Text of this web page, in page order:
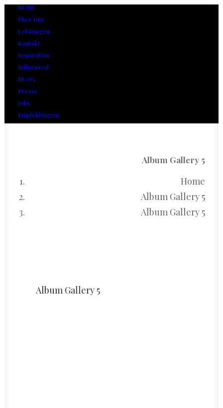
HOME
Über Uns
Leistungen
Kontakt
Inspiration
Influenced
BLOG
Presse
Jobs
Empfehlungen
Album Gallery 5
Home
Album Gallery 5
Album Gallery 5
Album Gallery 5